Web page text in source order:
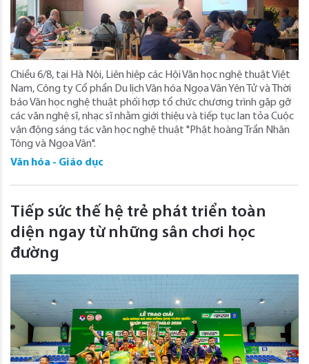
Chiều 6/8, tại Hà Nội, Liên hiệp các Hội Văn học nghệ thuật Việt
Nam, Công ty Cổ phần Du lịch Văn hóa Ngọa Vân Yên Tử và Thời
báo Văn học nghệ thuật phối hợp tổ chức chương trình gặp gỡ
các văn nghệ sĩ, nhạc sĩ nhằm giới thiệu và tiếp tục lan tỏa Cuộc
vận động sáng tác văn học nghệ thuật "Phật hoàng Trần Nhân
Tông và Ngọa Vân".
Văn hóa - Giáo dục
Tiếp sức thế hệ trẻ phát triển toàn
diện ngay từ những sân chơi học
đường